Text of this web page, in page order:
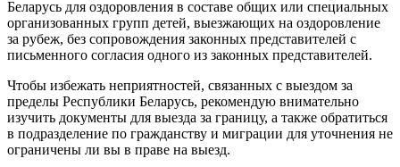
Беларусь для оздоровления в составе общих или специальных
организованных групп детей, выезжающих на оздоровление
за рубеж, без сопровождения законных представителей с
письменного согласия одного из законных представителей.
Чтобы избежать неприятностей, связанных с выездом за
пределы Республики Беларусь, рекомендую внимательно
изучить документы для выезда за границу, а также обратиться
в подразделение по гражданству и миграции для уточнения не
ограничены ли вы в праве на выезд.